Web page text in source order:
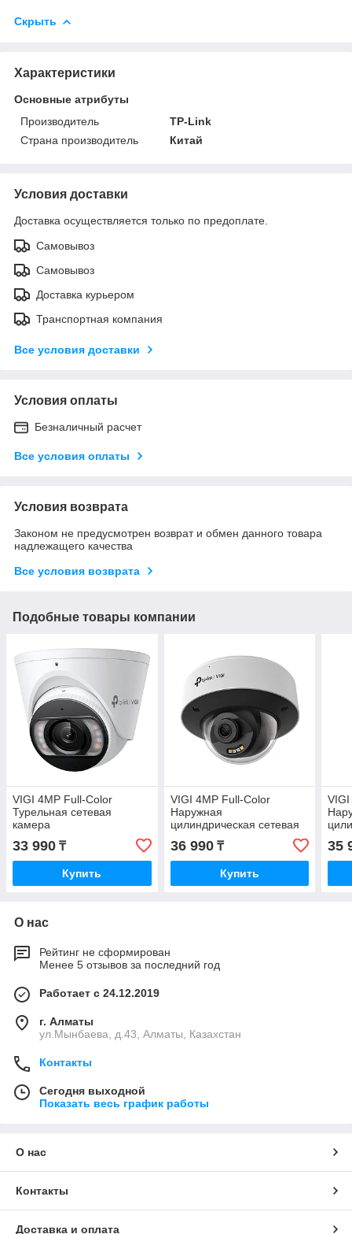
Скрыть
Характеристики
Основные атрибуты
Производитель
TP-Link
Страна производитель
Китай
Условия доставки
Доставка осуществляется только по предоплате.
Самовывоз
Самовывоз
Доставка курьером
Транспортная компания
Все условия доставки
Условия оплаты
Безналичный расчет
Все условия оплаты
Условия возврата
Законом не предусмотрен возврат и обмен данного товара
надлежащего качества
Все условия возврата
Подобные товары компании
VIGI 4MP Full-Color
Турельная сетевая
камера
33 990 ₸
Купить
VIGI 4MP Full-Color
Наружная
цилиндрическая сетевая
36 990₸
Купить
35
О нас
Рейтинг не сформирован
Менее 5 отзывов за последний год
Работает с 24.12.2019
г. Алматы
ул.Мынбаева, д.43, Алматы, Казахстан
Контакты
Сегодня выходной
Показать весь график работы
О нас
Контакты
Доставка и оплата